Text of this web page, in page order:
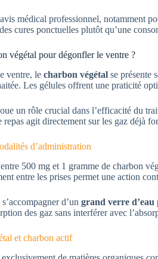
médical professionnel, notamment
cures ponctuelles plutôt qu’une
végétal pour dégonfler le ventre ?
ventre, le charbon végétal se présente
Les gélules offrent une praticité
un rôle crucial dans l’efficacité du
repas agit directement sur les gaz déjà
d’administration
500 mg et 1 gramme de charbon
entre les prises permet une action
d’un grand verre d’eau
des gaz sans interférer avec
et charbon actif